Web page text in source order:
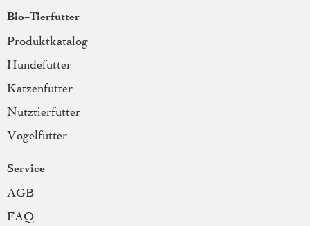
Bio-Tierfutter
Produktkatalog
Hundefutter
Katzenfutter
Nutztierfutter
Vogelfutter
Service
AGB
FAQ